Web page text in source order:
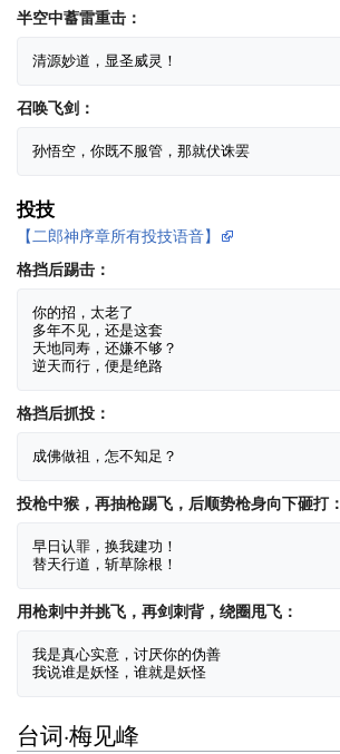
半空中蓄雷重击：
召唤飞剑：
投技
【二郎神序章所有投技语音】
格挡后踢击：
你的招，太老了
多年不见，还是这套
天地同寿，还嫌不够？
格挡后抓投：
投枪中猴，再抽枪踢飞，后顺势枪身向下砸打：
早日认罪，换我建功！
用枪刺中并挑飞，再剑刺背，绕圈甩飞：
我是真心实意，讨厌你的伪善
台词·梅见峰